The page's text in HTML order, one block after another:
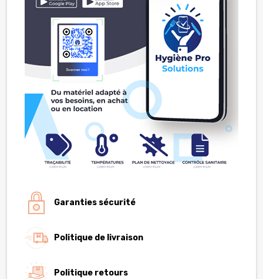
Garanties sécurité
Politique de livraison
Politique retours